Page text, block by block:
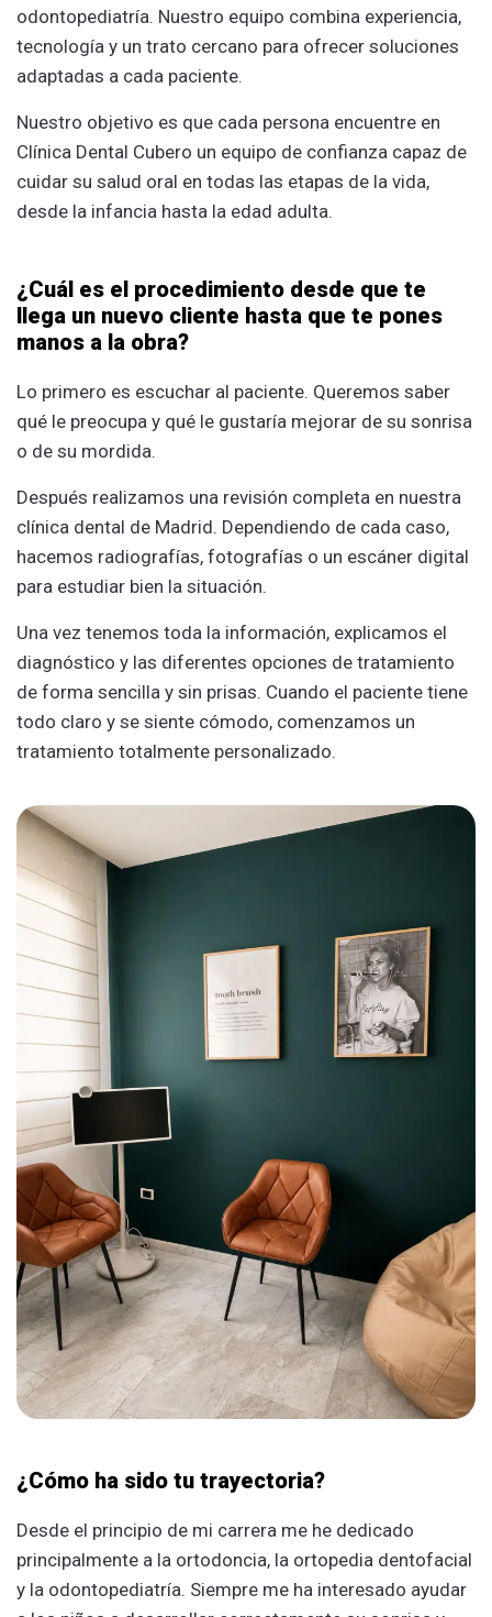
odontopediatría. Nuestro equipo combina experiencia,
tecnología y un trato cercano para ofrecer soluciones
adaptadas a cada paciente.
Nuestro objetivo es que cada persona encuentre en
Clínica Dental Cubero un equipo de confianza capaz de
cuidar su salud oral en todas las etapas de la vida,
desde la infancia hasta la edad adulta.
¿Cuál es el procedimiento desde que te
llega un nuevo cliente hasta que te pones
manos a la obra?
Lo primero es escuchar al paciente. Queremos saber
qué le preocupa y qué le gustaría mejorar de su sonrisa
o de su mordida.
Después realizamos una revisión completa en nuestra
clínica dental de Madrid. Dependiendo de cada caso,
hacemos radiografías, fotografías o un escáner digital
para estudiar bien la situación.
Una vez tenemos toda la información, explicamos el
diagnóstico y las diferentes opciones de tratamiento
de forma sencilla y sin prisas. Cuando el paciente tiene
todo claro y se siente cómodo, comenzamos un
tratamiento totalmente personalizado.
¿Cómo ha sido tu trayectoria?
Desde el principio de mi carrera me he dedicado
principalmente a la ortodoncia, la ortopedia dentofacial
y la odontopediatría. Siempre me ha interesado ayudar